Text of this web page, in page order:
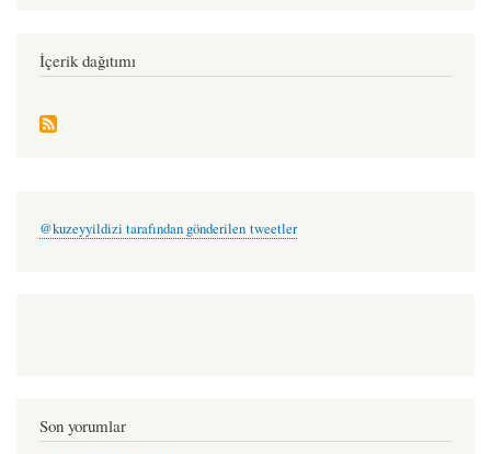
İçerik dağıtımı
@kuzeyyildizi tarafından gönderilen tweetler
Son yorumlar